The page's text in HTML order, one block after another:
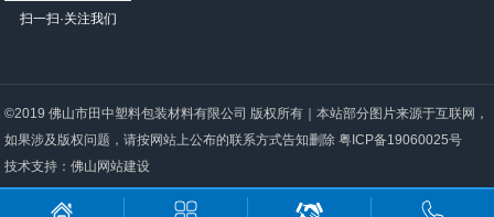
扫一扫·关注我们
©2019 佛山市田中塑料包装材料有限公司 版权所有｜本站部分图片来源于互联网，
如果涉及版权问题，请按网站上公布的联系方式告知删除粤ICP备19060025号
技术支持：佛山网站建设